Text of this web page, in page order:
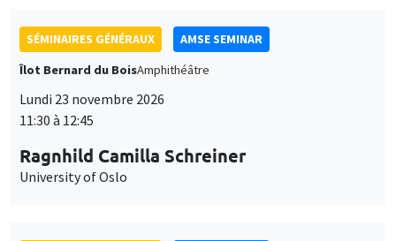
SÉMINAIRES GÉNÉRAUX
AMSE SEMINAR
Îlot Bernard du BoisAmphithéâtre
Lundi 23 novembre 2026
11:30 à 12:45
Ragnhild Camilla Schreiner
University of Oslo